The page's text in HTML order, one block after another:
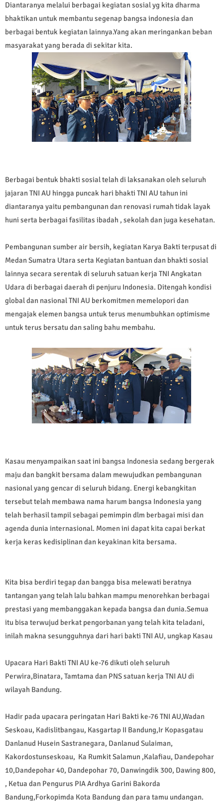
Diantaranya melalui berbagai kegiatan sosial yg kita dharma
bhaktikan untuk membantu segenap bangsa indonesia dan
berbagai bentuk kegiatan lainnya.Yang akan meringankan beban
masyarakat yang berada di sekitar kita.
Berbagai bentuk bhakti sosial telah di laksanakan oleh seluruh
jajaran TNI AU hingga puncak hari bhakti TNI AU tahun ini
diantaranya yaitu pembangunan dan renovasi rumah tidak layak
huni serta berbagai fasilitas ibadah , sekolah dan juga kesehatan.
Pembangunan sumber air bersih, kegiatan Karya Bakti terpusat di
Medan Sumatra Utara serta Kegiatan bantuan dan bhakti sosial
lainnya secara serentak di seluruh satuan kerja TNI Angkatan
Udara di berbagai daerah di penjuru Indonesia. Ditengah kondisi
global dan nasional TNI AU berkomitmen memelopori dan
mengajak elemen bangsa untuk terus menumbuhkan optimisme
untuk terus bersatu dan saling bahu membahu.
Kasau menyampaikan saat ini bangsa Indonesia sedang bergerak
maju dan bangkit bersama dalam mewujudkan pembangunan
nasional yang gencar di seluruh bidang. Energi kebangkitan
tersebut telah membawa nama harum bangsa Indonesia yang
telah berhasil tampil sebagai pemimpin dlm berbagai misi dan
agenda dunia internasional. Momen ini dapat kita capai berkat
kerja keras kedisiplinan dan keyakinan kita bersama.
Kita bisa berdiri tegap dan bangga bisa melewati beratnya
tantangan yang telah lalu bahkan mampu menorehkan berbagai
prestasi yang membanggakan kepada bangsa dan dunia.Semua
itu bisa terwujud berkat pengorbanan yang telah kita teladani,
inilah makna sesungguhnya dari hari bakti TNI AU, ungkap Kasau
Upacara Hari Bakti TNI AU ke-76 dikuti oleh seluruh
Perwira,Binatara, Tamtama dan PNS satuan kerja TNI AU di
wilayah Bandung.
Hadir pada upacara peringatan Hari Bakti ke-76 TNI AU,Wadan
Seskoau, Kadislitbangau, Kasgartap II Bandung,Ir Kopasgatau
Danlanud Husein Sastranegara, Danlanud Sulaiman,
Kakordostunseskoau, Ka Rumkit Salamun ,Kalafiau, Dandepohar
10,Dandepohar 40, Dandepohar 70, Danwingdik 300, Dawing 800,
, Ketua dan Pengurus PIA Ardhya Garini Bakorda
Bandung,Forkopimda Kota Bandung dan para tamu undangan.